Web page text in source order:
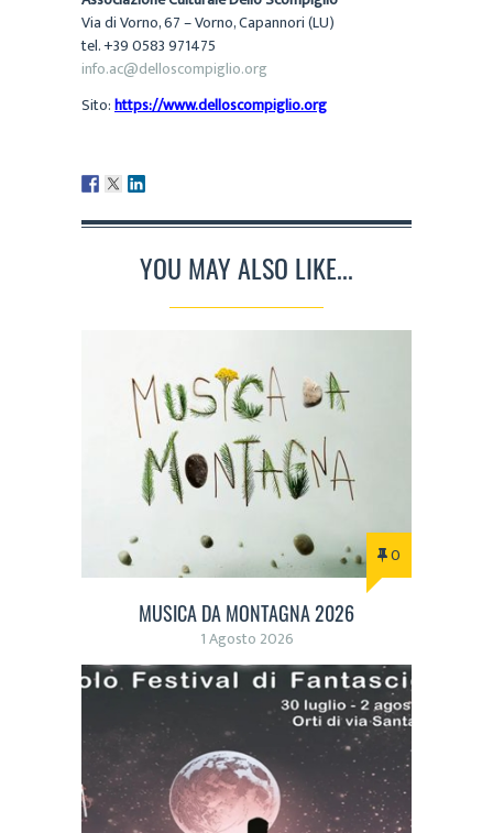
Via di Vorno, 67 – Vorno, Capannori (LU)
tel. +39 0583 971475
info.ac@delloscompiglio.org
Sito:https://www.delloscompiglio.org
YOU MAY ALSO LIKE...
0
MUSICA DA MONTAGNA 2026
1 Agosto 2026